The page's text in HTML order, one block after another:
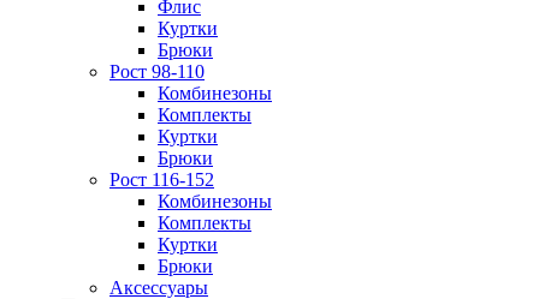
Флис
Куртки
Брюки
Рост 98-110
Комбинезоны
Комплекты
Куртки
Брюки
Рост 116-152
Комбинезоны
Комплекты
Куртки
Брюки
Аксессуары